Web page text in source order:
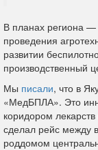
В планах региона —
проведения
развитии
производственный
Мы писали, что в
«МедБПЛА». Это
коридором
сделал рейс между
роддомом